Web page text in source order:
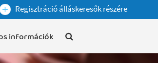
Regisztráció álláskeresők részére
információk